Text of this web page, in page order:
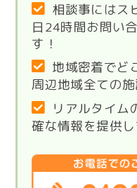
相談事にはス
日24時間お問い
す！
地域密着でど
周辺地域全ての
リアルタイム
確な情報を提供し